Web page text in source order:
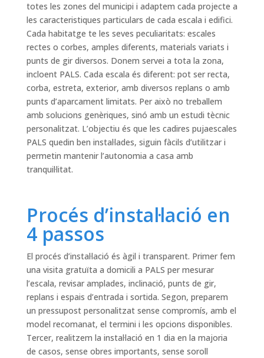
totes les zones del municipi i adaptem cada projecte a
les caracteristiques particulars de cada escala i edifici.
Cada habitatge te les seves peculiaritats: escales
rectes o corbes, amples diferents, materials variats i
punts de gir diversos. Donem servei a tota la zona,
incloent PALS. Cada escala és diferent: pot ser recta,
corba, estreta, exterior, amb diversos replans o amb
punts d’aparcament limitats. Per això no treballem
amb solucions genèriques, sinó amb un estudi tècnic
personalitzat. L’objectiu és que les cadires pujaescales
PALS quedin ben instal·lades, siguin fàcils d’utilitzar i
permetin mantenir l’autonomia a casa amb
tranquil·litat.
Procés d’instal·lació en
4 passos
El procés d’instal·lació és àgil i transparent. Primer fem
una visita gratuïta a domicili a PALS per mesurar
l’escala, revisar amplades, inclinació, punts de gir,
replans i espais d’entrada i sortida. Segon, preparem
un pressupost personalitzat sense compromís, amb el
model recomanat, el termini i les opcions disponibles.
Tercer, realitzem la instal·lació en 1 dia en la majoria
de casos, sense obres importants, sense soroll